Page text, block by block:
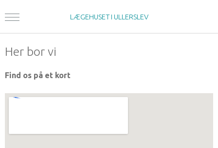
LÆGEHUSET I ULLERSLEV
Her bor vi
Find os på et kort